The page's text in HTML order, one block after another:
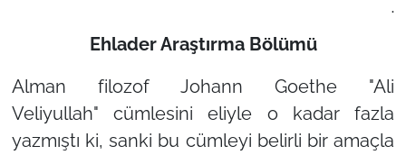
.
Ehlader Araştırma Bölümü
Alman filozof Johann Goethe "Ali
Veliyullah" cümlesini eliyle o kadar fazla
yazmıştı ki, sanki bu cümleyi belirli bir amaçla